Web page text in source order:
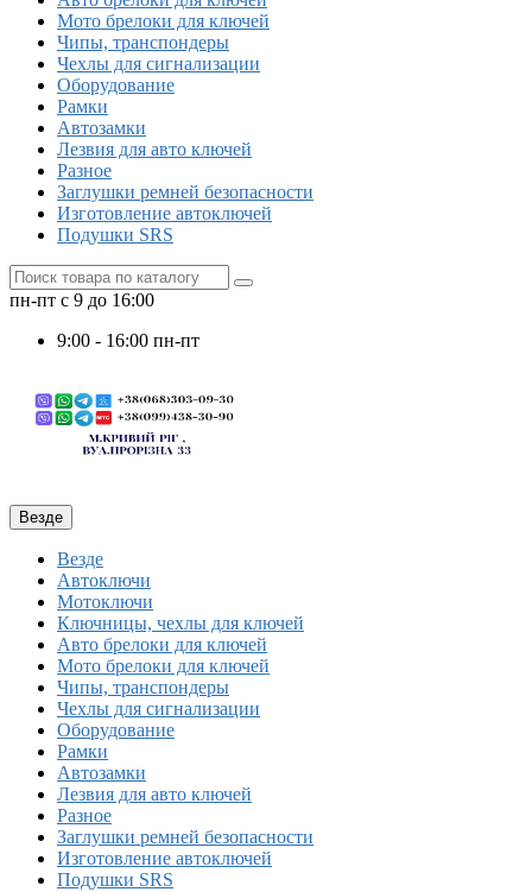
Мото брелоки для ключей
Чипы, транспондеры
Чехлы для сигнализации
Оборудование
Рамки
Автозамки
Лезвия для авто ключей
Разное
Заглушки ремней безопасности
Изготовление автоключей
Подушки SRS
пн-пт с 9 до 16:00
9:00 - 16:00 пн-пт
Везде
Везде
Автоключи
Мотоключи
Ключницы, чехлы для ключей
Авто брелоки для ключей
Мото брелоки для ключей
Чипы, транспондеры
Чехлы для сигнализации
Оборудование
Рамки
Автозамки
Лезвия для авто ключей
Разное
Заглушки ремней безопасности
Изготовление автоключей
Подушки SRS